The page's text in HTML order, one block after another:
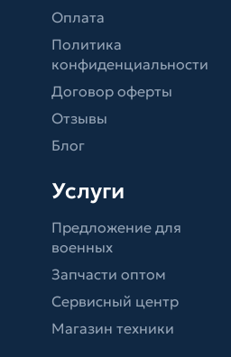
Оплата
Политика
конфиденциальности
Договор оферты
Отзывы
Блог
Услуги
Предложение для
военных
Запчасти оптом
Сервисный центр
Магазин техники